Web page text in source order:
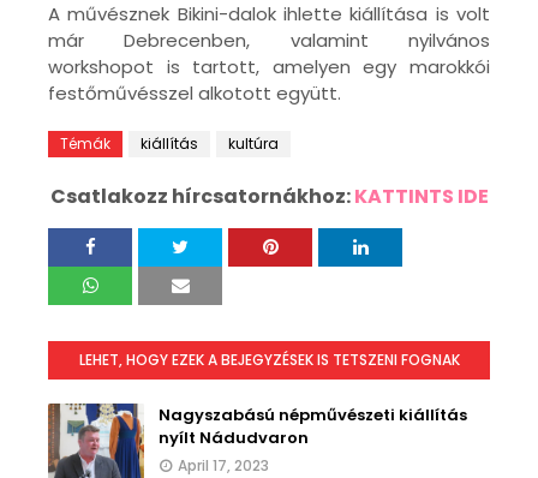
A művésznek Bikini-dalok ihlette kiállítása is volt
már Debrecenben, valamint nyilvános
workshopot is tartott, amelyen egy marokkói
festőművésszel alkotott együtt.
Témák kiállítás kultúra
Csatlakozz hírcsatornákhoz:KATTINTS IDE
LEHET, HOGY EZEK A BEJEGYZÉSEK IS TETSZENI FOGNAK
Nagyszabású népművészeti kiállítás
nyílt Nádudvaron
April 17, 2023